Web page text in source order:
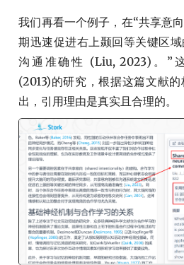
我们再看一个例子，在“共享意
期迅速促进右上颞回等关键区
沟通准确性 (Liu, 2023)。”
(2013)的研究，根据这篇文献
出，引用理由是真实且合理的。